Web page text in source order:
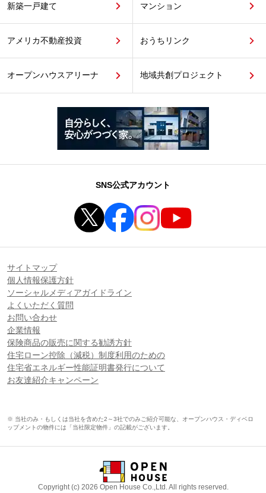
新築一戸建て マンション
アメリカ不動産投資 おうちリンク
オープンハウスアリーナ 地域共創プロジェクト
SNS公式アカウント
サイトマップ
個人情報保護方針
ソーシャルメディアガイドライン
よくいただく質問
お問い合わせ
企業情報
保険商品の販売に関する勧誘方針
住宅ローン控除（減税）制度利用のための
住宅省エネルギー性能証明書発行について
お友達紹介キャンペーン
※ 当社のみ・もしくは当社を含めた2～3社でのみご紹介可能な、オープンハウス・ディベロ
ップメントの物件には「当社限定物件」の記載がございます。
Copyright (c) 2026 Open House Co.,Ltd. All rights reserved.